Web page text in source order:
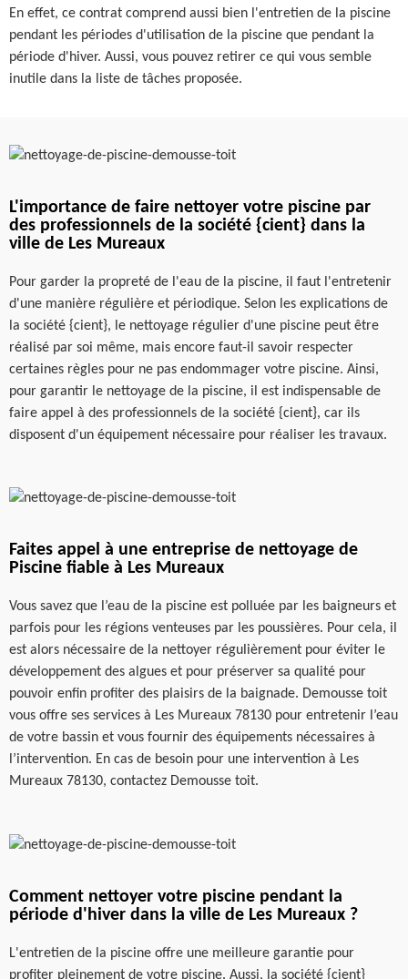
En effet, ce contrat comprend aussi bien l'entretien de la piscine
pendant les périodes d'utilisation de la piscine que pendant la
période d'hiver. Aussi, vous pouvez retirer ce qui vous semble
inutile dans la liste de tâches proposée.
L'importance de faire nettoyer votre piscine par
des professionnels de la société {cient} dans la
ville de Les Mureaux
Pour garder la propreté de l'eau de la piscine, il faut l'entretenir
d'une manière régulière et périodique. Selon les explications de
la société {cient}, le nettoyage régulier d'une piscine peut être
réalisé par soi même, mais encore faut-il savoir respecter
certaines règles pour ne pas endommager votre piscine. Ainsi,
pour garantir le nettoyage de la piscine, il est indispensable de
faire appel à des professionnels de la société {cient}, car ils
disposent d'un équipement nécessaire pour réaliser les travaux.
Faites appel à une entreprise de nettoyage de
Piscine fiable à Les Mureaux
Vous savez que l’eau de la piscine est polluée par les baigneurs et
parfois pour les régions venteuses par les poussières. Pour cela, il
est alors nécessaire de la nettoyer régulièrement pour éviter le
développement des algues et pour préserver sa qualité pour
pouvoir enfin profiter des plaisirs de la baignade. Demousse toit
vous offre ses services à Les Mureaux 78130 pour entretenir l’eau
de votre bassin et vous fournir des équipements nécessaires à
l’intervention. En cas de besoin pour une intervention à Les
Mureaux 78130, contactez Demousse toit.
Comment nettoyer votre piscine pendant la
période d'hiver dans la ville de Les Mureaux ?
L'entretien de la piscine offre une meilleure garantie pour
profiter pleinement de votre piscine. Aussi, la société {cient}